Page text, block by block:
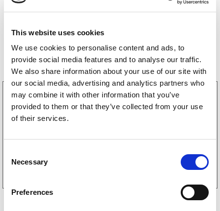
This website uses cookies
We use cookies to personalise content and ads, to
provide social media features and to analyse our traffic.
We also share information about your use of our site with
our social media, advertising and analytics partners who
may combine it with other information that you’ve
provided to them or that they’ve collected from your use
of their services.
s
Necessary
Preferences
Bestselgere
3160052
LGF skilt Selvklebende
256kr (205kr eks. mva)